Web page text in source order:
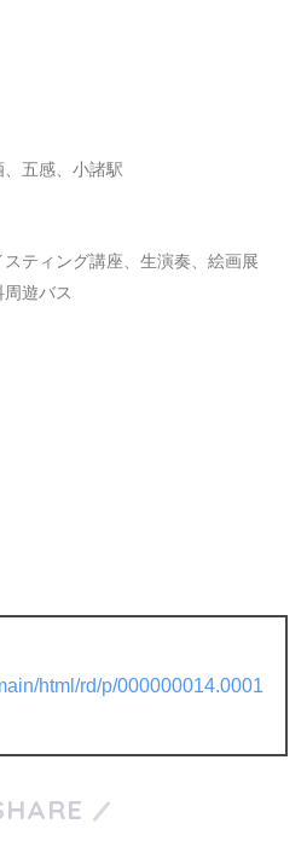
五感、小諸駅
ティング講座、生演奏、絵画展
遊バス
html/rd/p/000000014.0001